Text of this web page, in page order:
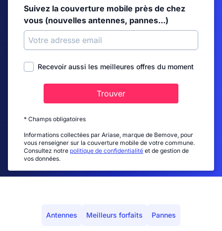
Suivez la couverture mobile près de chez
vous (nouvelles antennes, pannes...)
Recevoir aussi les meilleures offres du moment
Trouver
* Champs obligatoires
Informations collectées par Ariase, marque de Bemove, pour
vous renseigner sur la couverture mobile de votre commune.
Consultez notre politique de confidentialité et de gestion de
vos données.
Antennes Meilleurs forfaits Pannes